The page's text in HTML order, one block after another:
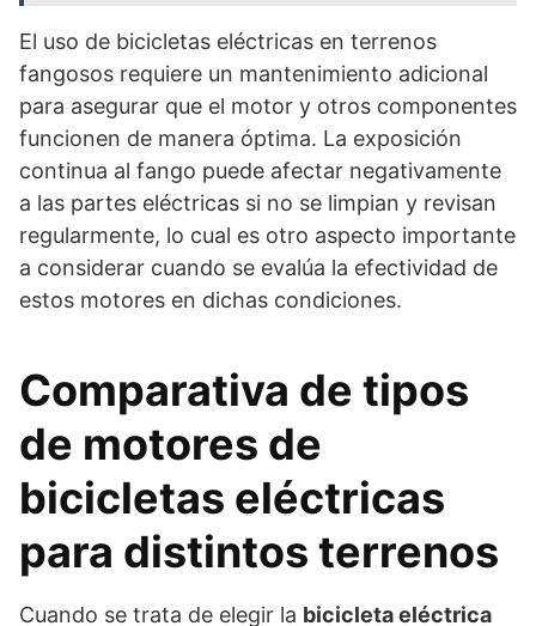
El uso de bicicletas eléctricas en terrenos
fangosos requiere un mantenimiento adicional
para asegurar que el motor y otros componentes
funcionen de manera óptima. La exposición
continua al fango puede afectar negativamente
a las partes eléctricas si no se limpian y revisan
regularmente, lo cual es otro aspecto importante
a considerar cuando se evalúa la efectividad de
estos motores en dichas condiciones.
Comparativa de tipos
de motores de
bicicletas eléctricas
para distintos terrenos
Cuando se trata de elegir la bicicleta eléctrica